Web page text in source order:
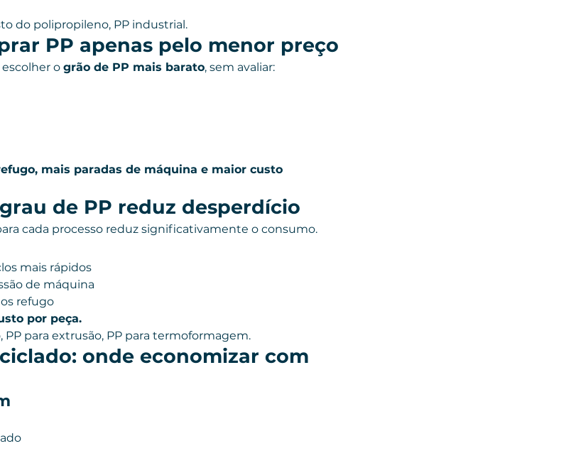
do polipropileno, PP industrial.
PP apenas pelo menor preço
o grão de PP mais barato, sem avaliar:
mais paradas de máquina e maior custo
de PP reduz desperdício
cada processo reduz significativamente o consumo.
mais rápidos
de máquina
refugo
por peça.
PP para extrusão, PP para termoformagem.
onde economizar com